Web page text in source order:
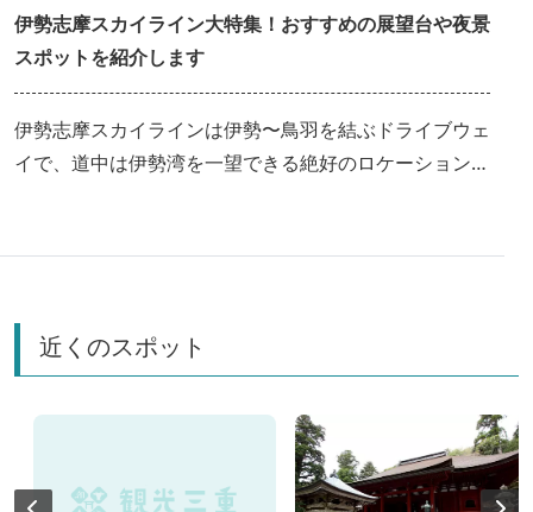
伊勢志摩スカイライン大特集！おすすめの展望台や夜景
スポットを紹介します
伊勢志摩スカイラインは伊勢〜鳥羽を結ぶドライブウェ
イで、道中は伊勢湾を一望できる絶好のロケーション！
イラインの楽しみ方を紹介します。
近くのスポット